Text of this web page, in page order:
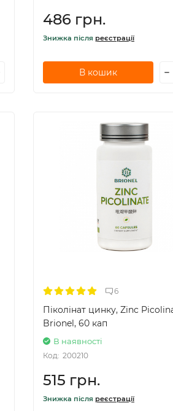
486 грн.
Знижка після реєстрації
В кошик
6
Піколінат цинку, Zinc
Brionel, 60 кап
В наявності
Код: 200210
515 грн.
Знижка після реєстрації